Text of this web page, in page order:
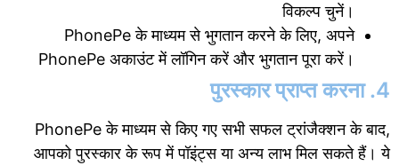
विकल्प चुनें।
PhonePe के माध्यम से भुगतान करने के लिए, अपने
PhonePe अकाउंट में लॉगिन करें और भुगतान पूरा करें।
4. पुरस्कार प्राप्त करना
PhonePe के माध्यम से किए गए सभी सफल ट्रांजैक्शन के बाद,
आपको पुरस्कार के रूप में पॉइंट्स या अन्य लाभ मिल सकते हैं। ये